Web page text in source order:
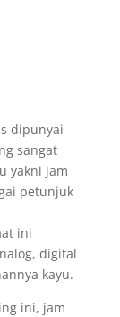
dipunyai
sangat
yakni jam
petunjuk
ini
digital
kayu.
ini, jam